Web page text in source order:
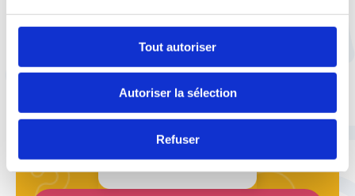
Tout autoriser
Autoriser la sélection
Refuser